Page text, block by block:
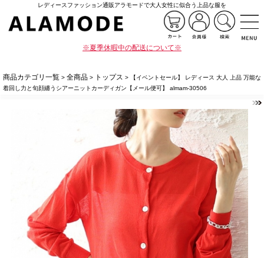
レディースファッション通販アラモードで大人女性に似合う上品な服を
※夏季休暇中の配送について※
商品カテゴリ一覧 > 全商品 > トップス > 【イベントセール】 レディース 大人 上品 万能な
着回し力と旬顔纏うシアーニットカーディガン【メール便可】 almam-30506